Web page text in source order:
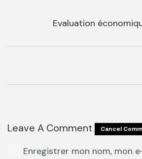
Evaluation
Leave A Comment Cancel
Enregistrer mon nom, mon